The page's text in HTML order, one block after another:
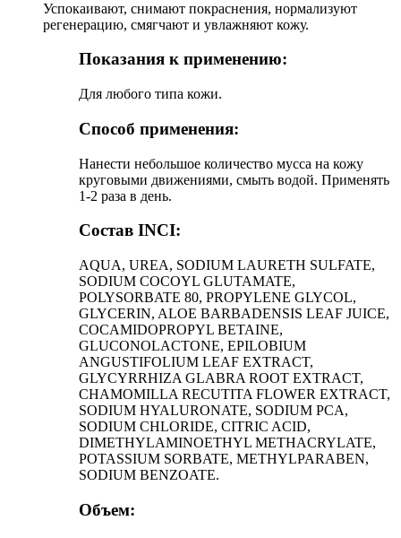
Успокаивают, снимают покраснения, нормализуют
регенерацию, смягчают и увлажняют кожу.
Показания к применению:
Для любого типа кожи.
Способ применения:
Нанести небольшое количество мусса на кожу
круговыми движениями, смыть водой. Применять
1-2 раза в день.
Состав INCI:
AQUA, UREA, SODIUM LAURETH SULFATE,
SODIUM COCOYL GLUTAMATE,
POLYSORBATE 80, PROPYLENE GLYCOL,
GLYCERIN, ALOE BARBADENSIS LEAF JUICE,
COCAMIDOPROPYL BETAINE,
GLUCONOLACTONE, EPILOBIUM
ANGUSTIFOLIUM LEAF EXTRACT,
GLYCYRRHIZA GLABRA ROOT EXTRACT,
CHAMOMILLA RECUTITA FLOWER EXTRACT,
SODIUM HYALURONATE, SODIUM PCA,
SODIUM CHLORIDE, CITRIC ACID,
DIMETHYLAMINOETHYL METHACRYLATE,
POTASSIUM SORBATE, METHYLPARABEN,
SODIUM BENZOATE.
Объем: